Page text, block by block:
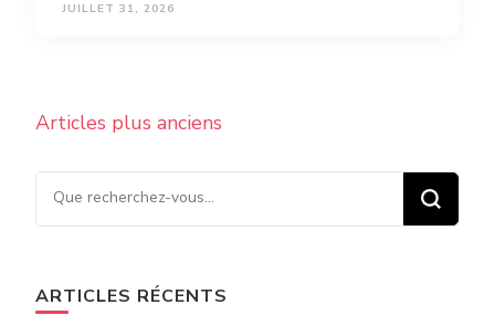
JUILLET 31, 2026
Navigation
articles
Articles plus anciens
Vous recherchiez quelque
chose ?
ARTICLES RÉCENTS